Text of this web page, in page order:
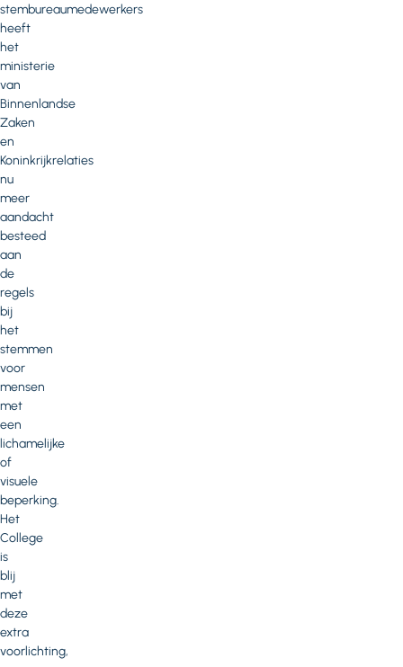
stembureaumedewerkers
heeft
het
ministerie
van
Binnenlandse
Zaken
en
Koninkrijkrelaties
nu
meer
aandacht
besteed
aan
de
regels
bij
het
stemmen
voor
mensen
met
een
lichamelijke
of
visuele
beperking.
Het
College
is
blij
met
deze
extra
voorlichting,